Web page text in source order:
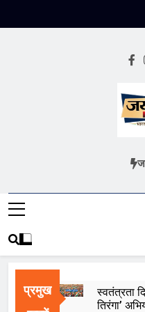
हिंदी
प्रमुख
स्वतंत्रता
तिरंगा’